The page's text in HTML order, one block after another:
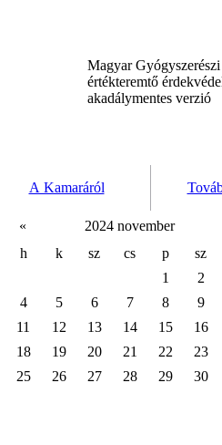
Magyar
értékteremtő
akadálymentes verzió
A Kamaráról
«
2024 november
h
k sz cs p
sz
1
2
4
5 6 7 8
9
11
12 13 14 15
16
18
19 20 21 22
23
25
26 27 28 29 30